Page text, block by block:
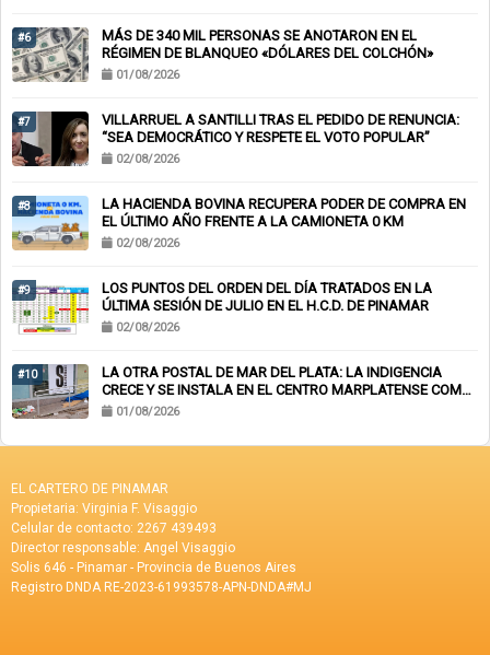
#6
MÁS DE 340 MIL PERSONAS SE ANOTARON EN EL
RÉGIMEN DE BLANQUEO «DÓLARES DEL COLCHÓN»
01/08/2026
#7
VILLARRUEL A SANTILLI TRAS EL PEDIDO DE RENUNCIA:
“SEA DEMOCRÁTICO Y RESPETE EL VOTO POPULAR”
02/08/2026
#8
LA HACIENDA BOVINA RECUPERA PODER DE COMPRA EN
EL ÚLTIMO AÑO FRENTE A LA CAMIONETA 0 KM
02/08/2026
#9
LOS PUNTOS DEL ORDEN DEL DÍA TRATADOS EN LA
ÚLTIMA SESIÓN DE JULIO EN EL H.C.D. DE PINAMAR
02/08/2026
#10
LA OTRA POSTAL DE MAR DEL PLATA: LA INDIGENCIA
CRECE Y SE INSTALA EN EL CENTRO MARPLATENSE COMO
PAISAJE COTIDIANO
01/08/2026
EL CARTERO DE PINAMAR
Propietaria: Virginia F. Visaggio
Celular de contacto: 2267 439493
Director responsable: Angel Visaggio
Solis 646 - Pinamar - Provincia de Buenos Aires
Registro DNDA RE-2023-61993578-APN-DNDA#MJ